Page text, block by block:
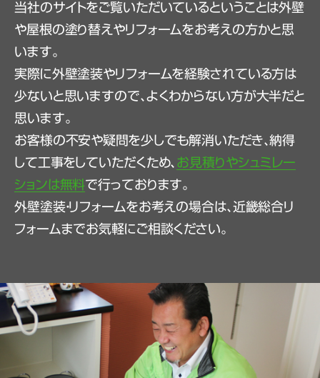
当社のサイトをご覧いただいているということは外壁
や屋根の塗り替えやリフォームをお考えの方かと思
います。
実際に外壁塗装やリフォームを経験されている方は
少ないと思いますので、よくわからない方が大半だと
思います。
お客様の不安や疑問を少しでも解消いただき、納得
して工事をしていただくため、 お見積りやシュミレー
ションは無料で行っております。
外壁塗装・リフォームをお考えの場合は、近畿総合リ
フォームまでお気軽にご相談ください。